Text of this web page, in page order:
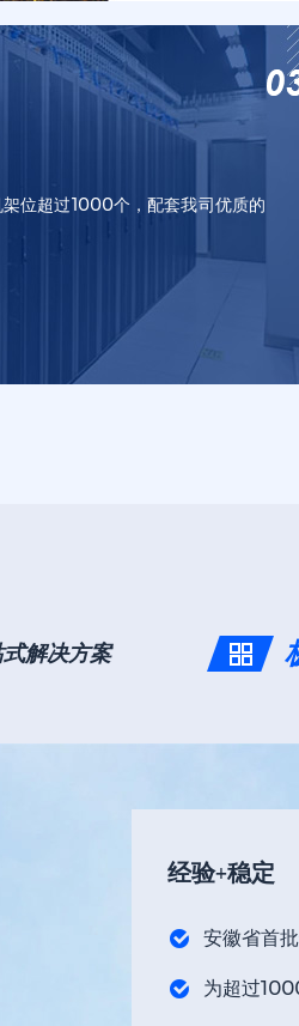
网
Web
位超过1000个，配套我司优质的
式解决方案
经验+稳定
安徽省首
为超过